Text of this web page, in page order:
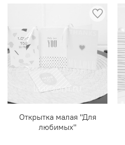
Открытка малая "Для
любимых"